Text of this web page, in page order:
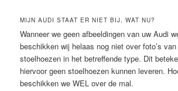
MIJN AUDI STAAT ER NIET BIJ, WAT NU?
Wanneer we geen afbeeldingen van uw Audi
beschikken wij helaas nog niet over foto’s
stoelhoezen in het betreffende type. Dit
hiervoor geen stoelhoezen kunnen leveren.
beschikken we WEL over de mal.